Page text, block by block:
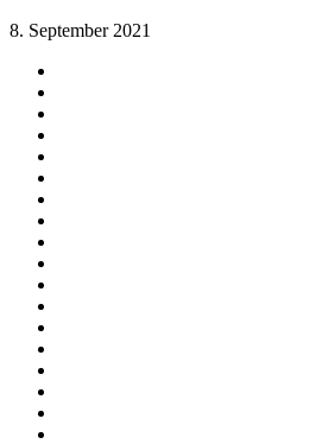
8. September 2021